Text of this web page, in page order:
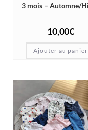
3 mois – Automne/
10,00€
Ajouter au panier